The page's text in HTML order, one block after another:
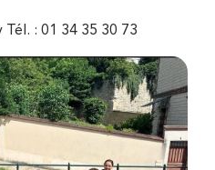
Tél. : 01 34 35 30 73